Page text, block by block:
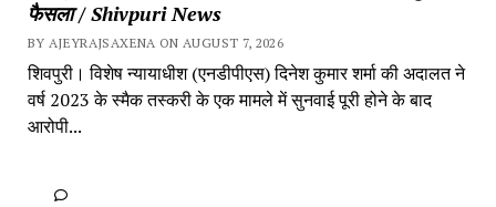
फैसला / Shivpuri News
BY AJEYRAJSAXENA ON AUGUST 7, 2026
शिवपुरी। विशेष न्यायाधीश (एनडीपीएस) दिनेश कुमार शर्मा की अदालत ने
वर्ष 2023 के स्मैक तस्करी के एक मामले में सुनवाई पूरी होने के बाद
आरोपी...